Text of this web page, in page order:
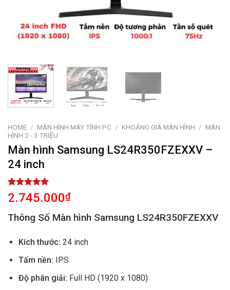
HOME / MÀN HÌNH MÁY TÍNH PC / KHOẢNG GIÁ MÀN HÌNH / MÀN
HÌNH 2 - 3 TRIỆU
Màn hình Samsung LS24R350FZEXXV –
24 inch
Rated5.00
out of 5
1
customer
2.745.000₫
Thông Số Màn hình Samsung LS24R350FZEXXV
Kích thước: 24 inch
Tấm nền: IPS
Độ phân giải: Full HD (1920 x 1080)